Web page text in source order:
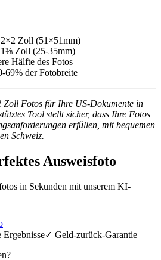
2×2 Zoll (51×51mm)
1⅜ Zoll (25-35mm)
Hälfte des Fotos
69% der Fotobreite
Zoll Fotos für Ihre US-Dokumente in
Tool stellt sicher, dass Ihre Fotos
erfüllen, mit bequemen
Schweiz.
Ausweisfoto
in Sekunden mit unserem KI-
✓ Geld-zurück-Garantie